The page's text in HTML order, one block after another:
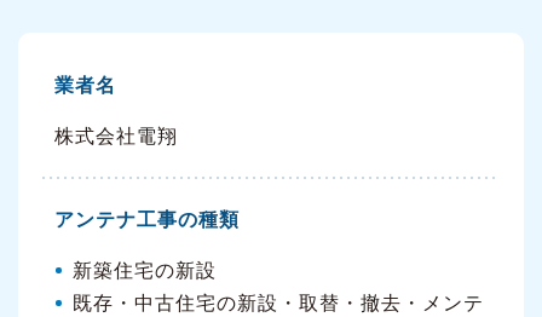
業者名
株式会社電翔
アンテナ工事の種類
新築住宅の新設
既存・中古住宅の新設・取替・撤去・メンテ